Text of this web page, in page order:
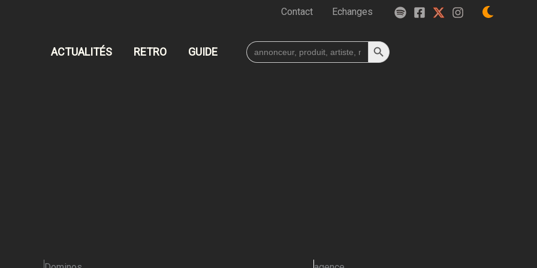
Contact Echanges
ACTUALITÉS RETRO GUIDE
Search
for:
Search Button